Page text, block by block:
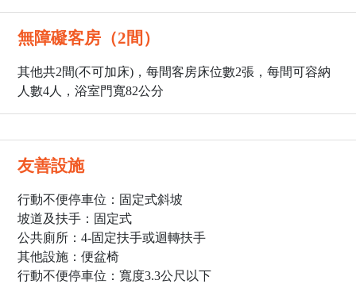
無障礙客房（2間）
其他共2間(不可加床)，每間客房床位數2張，每間可容納
人數4人，浴室門寬82公分
友善設施
行動不便停車位：固定式斜坡
坡道及扶手：固定式
公共廁所：4-固定扶手或迴轉扶手
其他設施：便盆椅
行動不便停車位：寬度3.3公尺以下